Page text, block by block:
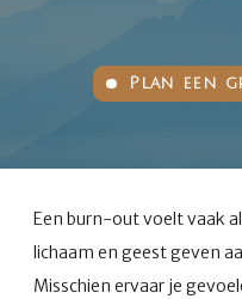
Plan een
Een burn-out voelt vaak
lichaam en geest geven
Misschien ervaar je